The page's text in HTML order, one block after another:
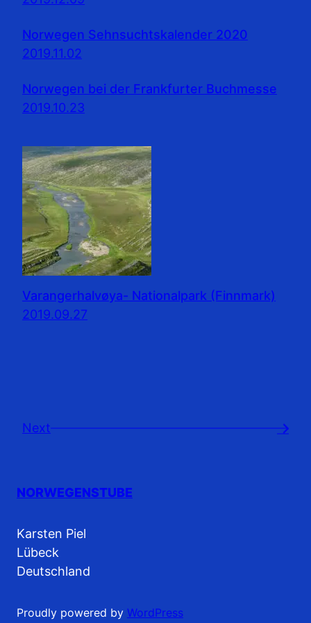
Norwegen Sehnsuchtskalender 2020
2019.11.02
Norwegen bei der Frankfurter Buchmesse
2019.10.23
Varangerhalvøya- Nationalpark (Finnmark)
2019.09.27
Next →
NORWEGENSTUBE
Karsten Piel
Lübeck
Deutschland
Proudly powered by WordPress